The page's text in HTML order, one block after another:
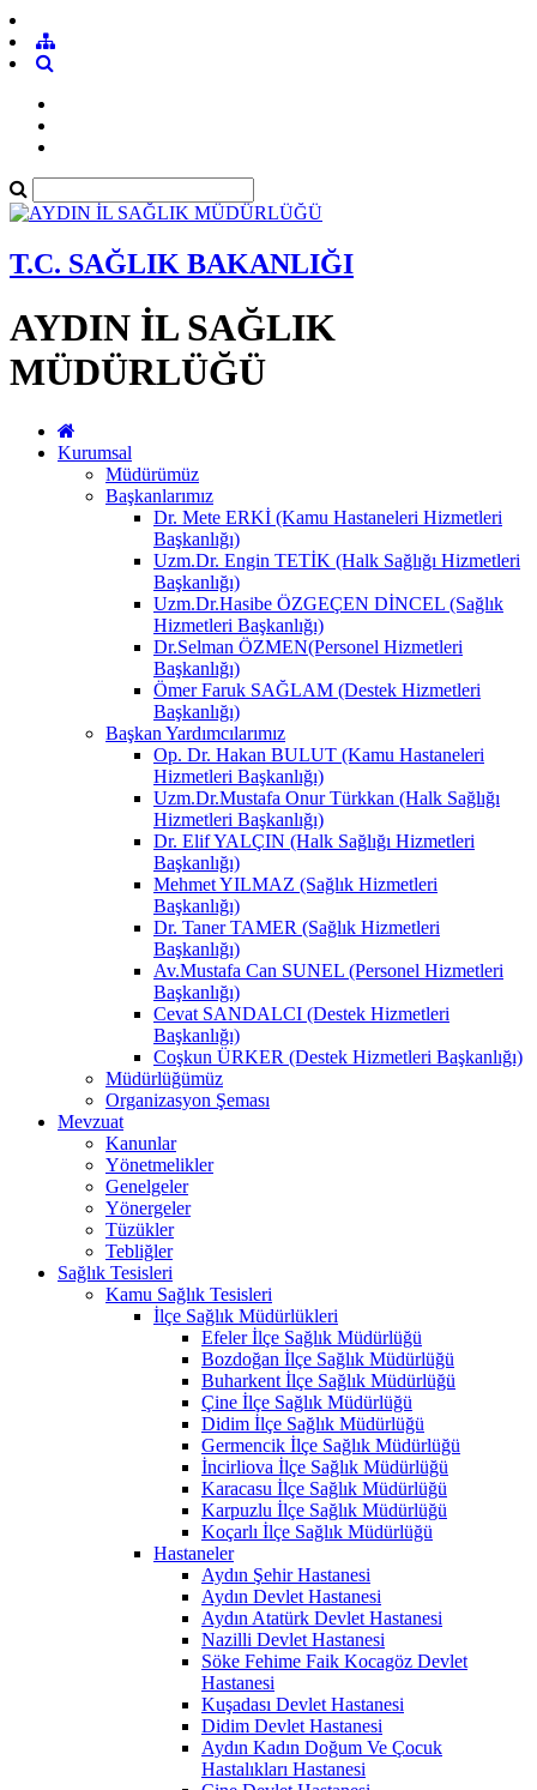
T.C. SAĞLIK BAKANLIĞI
AYDIN İL SAĞLIK
MÜDÜRLÜĞÜ
Kurumsal
Müdürümüz
Başkanlarımız
Dr. Mete ERKİ (Kamu Hastaneleri Hizmetleri
Başkanlığı)
Uzm.Dr. Engin TETİK (Halk Sağlığı Hizmetleri
Başkanlığı)
Uzm.Dr.Hasibe ÖZGEÇEN DİNCEL (Sağlık
Hizmetleri Başkanlığı)
Dr.Selman ÖZMEN(Personel Hizmetleri
Başkanlığı)
Ömer Faruk SAĞLAM (Destek Hizmetleri
Başkanlığı)
Başkan Yardımcılarımız
Op. Dr. Hakan BULUT (Kamu Hastaneleri
Hizmetleri Başkanlığı)
Uzm.Dr.Mustafa Onur Türkkan (Halk Sağlığı
Hizmetleri Başkanlığı)
Dr. Elif YALÇIN (Halk Sağlığı Hizmetleri
Başkanlığı)
Mehmet YILMAZ (Sağlık Hizmetleri
Başkanlığı)
Dr. Taner TAMER (Sağlık Hizmetleri
Başkanlığı)
Av.Mustafa Can SUNEL (Personel Hizmetleri
Başkanlığı)
Cevat SANDALCI (Destek Hizmetleri
Başkanlığı)
Coşkun ÜRKER (Destek Hizmetleri Başkanlığı)
Müdürlüğümüz
Organizasyon Şeması
Mevzuat
Kanunlar
Yönetmelikler
Genelgeler
Yönergeler
Tüzükler
Tebliğler
Sağlık Tesisleri
Kamu Sağlık Tesisleri
İlçe Sağlık Müdürlükleri
Efeler İlçe Sağlık Müdürlüğü
Bozdoğan İlçe Sağlık Müdürlüğü
Buharkent İlçe Sağlık Müdürlüğü
Çine İlçe Sağlık Müdürlüğü
Didim İlçe Sağlık Müdürlüğü
Germencik İlçe Sağlık Müdürlüğü
İncirliova İlçe Sağlık Müdürlüğü
Karacasu İlçe Sağlık Müdürlüğü
Karpuzlu İlçe Sağlık Müdürlüğü
Koçarlı İlçe Sağlık Müdürlüğü
Hastaneler
Aydın Şehir Hastanesi
Aydın Devlet Hastanesi
Aydın Atatürk Devlet Hastanesi
Nazilli Devlet Hastanesi
Söke Fehime Faik Kocagöz Devlet
Hastanesi
Kuşadası Devlet Hastanesi
Didim Devlet Hastanesi
Aydın Kadın Doğum Ve Çocuk
Hastalıkları Hastanesi